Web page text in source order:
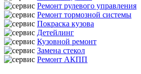
Ремонт рулевого управления
Ремонт тормозной системы
Покраска кузова
Детейлинг
Кузовной ремонт
Замена стекол
Ремонт АКПП